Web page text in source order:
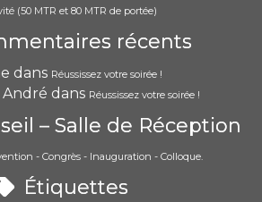
(50 MTR et 80 MTR de portée)
récents
dans Réussissez votre soirée !
dans Réussissez votre soirée !
– Salle de Réception
- Congrès - Inauguration - Colloque.
Étiquettes